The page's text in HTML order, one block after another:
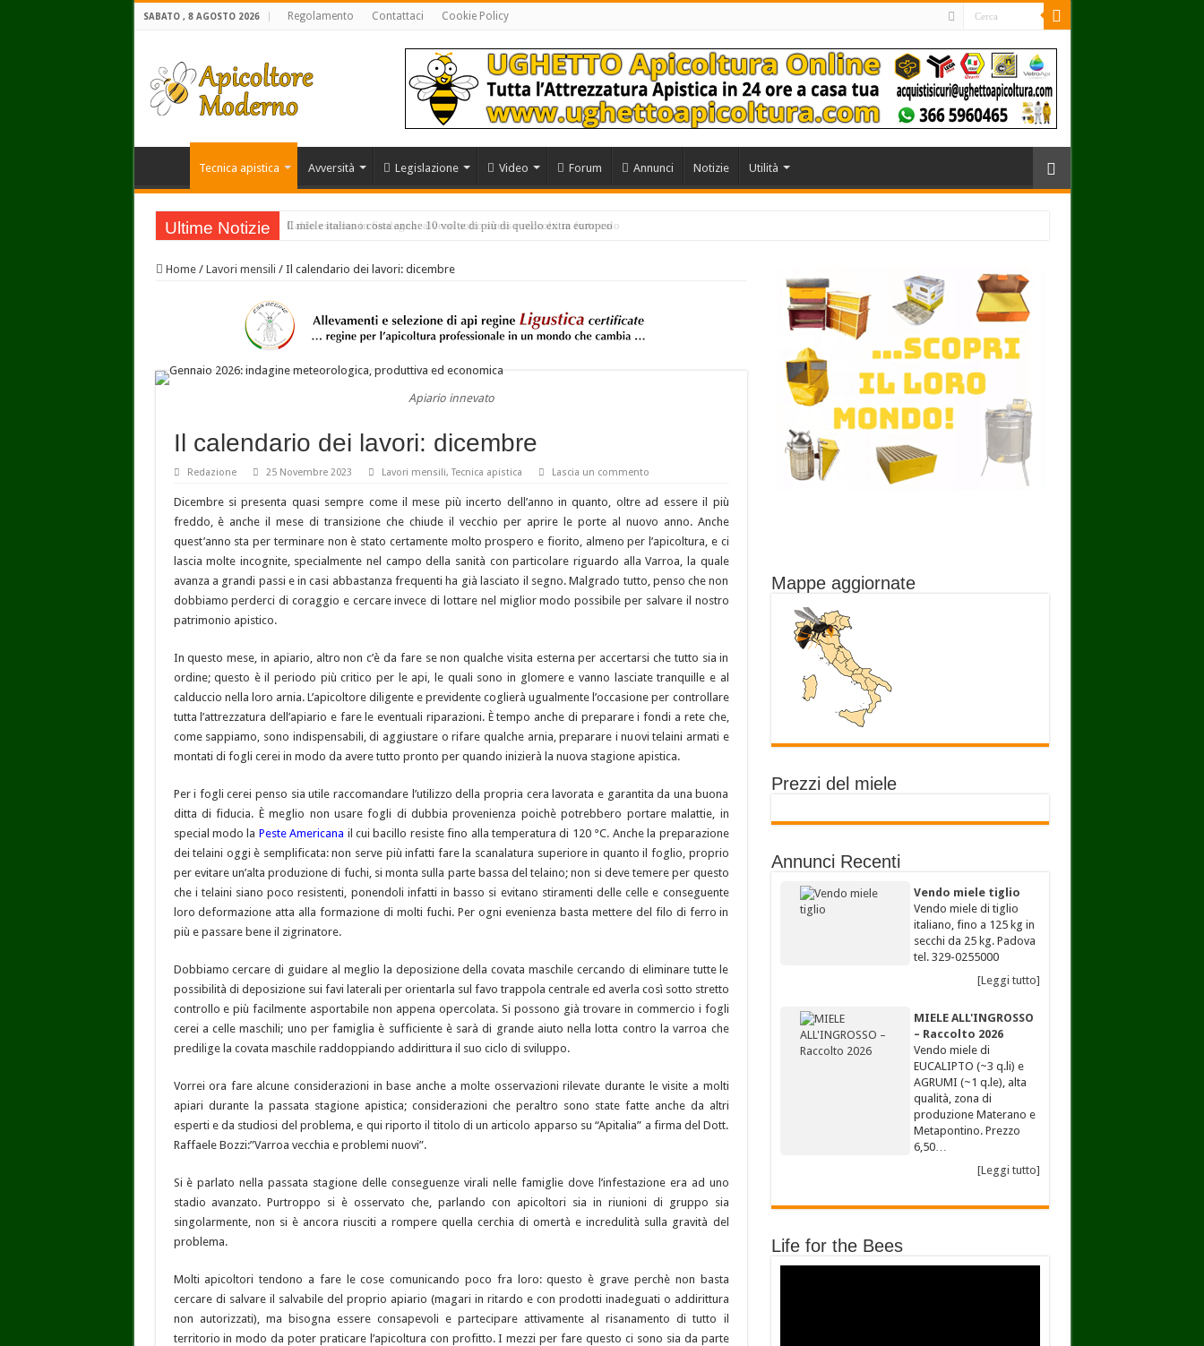
SABATO , 8 AGOSTO 2026 Regolamento Contattaci Cookie Policy
Tecnica apistica Avversità Legislazione Video Forum Annunci Notizie Utilità
Ultime Notizie Il miele italiano costa anche 10 volte di più di quello extra europeo
Home / Lavori mensili / Il calendario dei lavori: dicembre
Apiario innevato
Il calendario dei lavori: dicembre
Redazione 25 Novembre 2023 Lavori mensili,Tecnica apistica Lascia un commento
Dicembre si presenta quasi sempre come il mese più incerto dell’anno in quanto, oltre ad essere il più
freddo, è anche il mese di transizione che chiude il vecchio per aprire le porte al nuovo anno. Anche
quest’anno sta per terminare non è stato certamente molto prospero e fiorito, almeno per l’apicoltura, e ci
lascia molte incognite, specialmente nel campo della sanità con particolare riguardo alla Varroa, la quale
avanza a grandi passi e in casi abbastanza frequenti ha già lasciato il segno. Malgrado tutto, penso che non
dobbiamo perderci di coraggio e cercare invece di lottare nel miglior modo possibile per salvare il nostro
patrimonio apistico.
In questo mese, in apiario, altro non c’è da fare se non qualche visita esterna per accertarsi che tutto sia in
ordine; questo è il periodo più critico per le api, le quali sono in glomere e vanno lasciate tranquille e al
calduccio nella loro arnia. L’apicoltore diligente e previdente coglierà ugualmente l’occasione per controllare
tutta l’attrezzatura dell’apiario e fare le eventuali riparazioni. È tempo anche di preparare i fondi a rete che,
come sappiamo, sono indispensabili, di aggiustare o rifare qualche arnia, preparare i nuovi telaini armati e
montati di fogli cerei in modo da avere tutto pronto per quando inizierà la nuova stagione apistica.
Per i fogli cerei penso sia utile raccomandare l’utilizzo della propria cera lavorata e garantita da una buona
ditta di fiducia. È meglio non usare fogli di dubbia provenienza poichè potrebbero portare malattie, in
special modo la Peste Americana il cui bacillo resiste fino alla temperatura di 120 °C. Anche la preparazione
dei telaini oggi è semplificata: non serve più infatti fare la scanalatura superiore in quanto il foglio, proprio
per evitare un’alta produzione di fuchi, si monta sulla parte bassa del telaino; non si deve temere per questo
che i telaini siano poco resistenti, ponendoli infatti in basso si evitano stiramenti delle celle e conseguente
loro deformazione atta alla formazione di molti fuchi. Per ogni evenienza basta mettere del filo di ferro in
più e passare bene il zigrinatore.
Dobbiamo cercare di guidare al meglio la deposizione della covata maschile cercando di eliminare tutte le
possibilità di deposizione sui favi laterali per orientarla sul favo trappola centrale ed averla così sotto stretto
controllo e più facilmente asportabile non appena opercolata. Si possono già trovare in commercio i fogli
cerei a celle maschili; uno per famiglia è sufficiente è sarà di grande aiuto nella lotta contro la varroa che
predilige la covata maschile raddoppiando addirittura il suo ciclo di sviluppo.
Vorrei ora fare alcune considerazioni in base anche a molte osservazioni rilevate durante le visite a molti
apiari durante la passata stagione apistica; considerazioni che peraltro sono state fatte anche da altri
esperti e da studiosi del problema, e qui riporto il titolo di un articolo apparso su “Apitalia” a firma del Dott.
Raffaele Bozzi:”Varroa vecchia e problemi nuovi”.
Si è parlato nella passata stagione delle conseguenze virali nelle famiglie dove l’infestazione era ad uno
stadio avanzato. Purtroppo si è osservato che, parlando con apicoltori sia in riunioni di gruppo sia
singolarmente, non si è ancora riusciti a rompere quella cerchia di omertà e incredulità sulla gravità del
problema.
Molti apicoltori tendono a fare le cose comunicando poco fra loro: questo è grave perchè non basta
cercare di salvare il salvabile del proprio apiario (magari in ritardo e con prodotti inadeguati o addirittura
non autorizzati), ma bisogna essere consapevoli e partecipare attivamente al risanamento di tutto il
territorio in modo da poter praticare l’apicoltura con profitto. I mezzi per fare questo ci sono sia da parte
Mappe aggiornate
Prezzi del miele
Annunci Recenti
Vendo miele tiglio
Vendo miele di tiglio
italiano, fino a 125 kg in
secchi da 25 kg. Padova
tel. 329-0255000
[Leggi tutto]
MIELE ALL'INGROSSO
– Raccolto 2026
Vendo miele di
EUCALIPTO (~3 q.li) e
AGRUMI (~1 q.le), alta
qualità, zona di
produzione Materano e
Metapontino. Prezzo
6,50…
[Leggi tutto]
Life for the Bees